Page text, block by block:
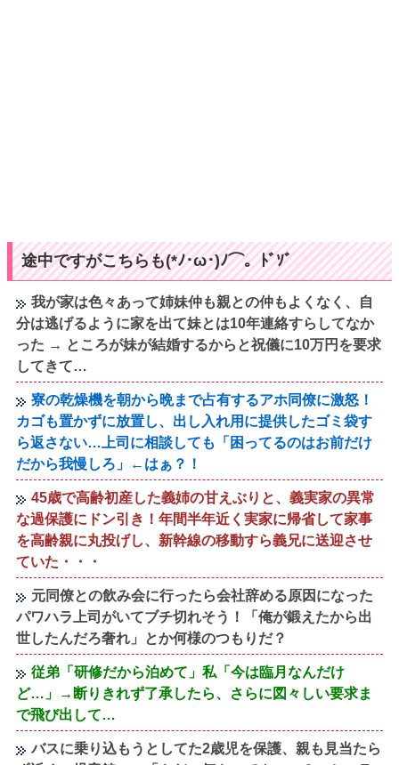
途中ですがこちらも(*ﾉ･ω･)ﾉ⌒。ﾄﾞｿﾞ
我が家は色々あって姉妹仲も親との仲もよくなく、自
分は逃げるように家を出て妹とは10年連絡すらしてなか
った → ところが妹が結婚するからと祝儀に10万円を要求
してきて…
寮の乾燥機を朝から晩まで占有するアホ同僚に激怒！
カゴも置かずに放置し、出し入れ用に提供したゴミ袋す
ら返さない…上司に相談しても「困ってるのはお前だけ
だから我慢しろ」←はぁ？！
45歳で高齢初産した義姉の甘えぶりと、義実家の異常
な過保護にドン引き！年間半年近く実家に帰省して家事
を高齢親に丸投げし、新幹線の移動すら義兄に送迎させ
ていた・・・
元同僚との飲み会に行ったら会社辞める原因になった
パワハラ上司がいてブチ切れそう！「俺が鍛えたから出
世したんだろ奢れ」とか何様のつもりだ？
従弟「研修だから泊めて」私「今は臨月なんだけ
ど…」→断りきれず了承したら、さらに図々しい要求ま
で飛び出して…
バスに乗り込もうとしてた2歳児を保護、親も見当たら